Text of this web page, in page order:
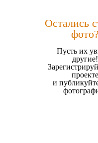
Остались
Пусть их
другие!
проекте
и